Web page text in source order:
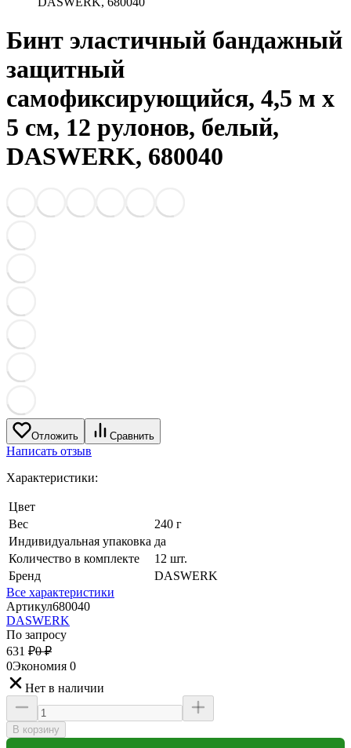
Бинт эластичный бандажный
защитный
самофиксирующийся, 4,5 м х
5 см, 12 рулонов, белый,
DASWERK, 680040
Отложить Сравнить
Написать отзыв
Характеристики:
Цвет
Вес
240 г
Индивидуальная упаковка да
Количество в комплекте
12 шт.
Бренд
DASWERK
Все характеристики
Артикул680040
DASWERK
По запросу
631 ₽0 ₽
0Экономия 0
Нет в наличии
В корзину